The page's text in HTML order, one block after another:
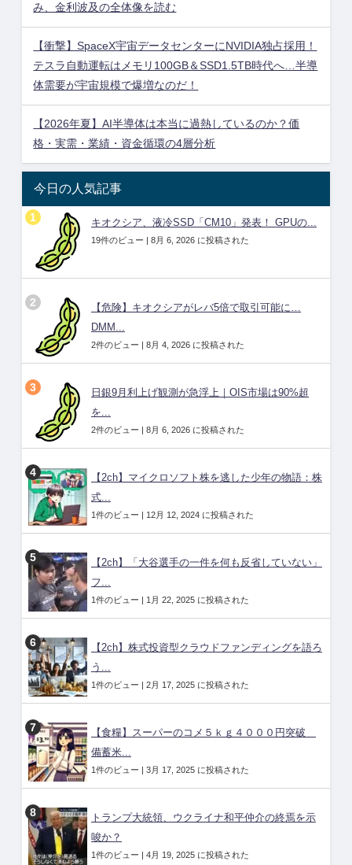
み、金利波及の全体像を読む
【衝撃】SpaceX宇宙データセンターにNVIDIA独占採用！
テスラ自動運転はメモリ100GB＆SSD1.5TB時代へ…半導
体需要が宇宙規模で爆増なのだ！
【2026年夏】AI半導体は本当に過熱しているのか？価
格・実需・業績・資金循環の4層分析
今日の人気記事
キオクシア、液冷SSD「CM10」発表！ GPUの...
19件のビュー | 8月 6, 2026 に投稿された
【危険】キオクシアがレバ5倍で取引可能に…
DMM...
2件のビュー | 8月 4, 2026 に投稿された
日銀9月利上げ観測が急浮上｜OIS市場は90%超
を...
2件のビュー | 8月 6, 2026 に投稿された
【2ch】マイクロソフト株を逃した少年の物語：株
式...
1件のビュー | 12月 12, 2024 に投稿された
【2ch】「大谷選手の一件を何も反省していない」
フ...
1件のビュー | 1月 22, 2025 に投稿された
【2ch】株式投資型クラウドファンディングを語ろ
う...
1件のビュー | 2月 17, 2025 に投稿された
【食糧】スーパーのコメ５ｋｇ４０００円突破
備蓄米...
1件のビュー | 3月 17, 2025 に投稿された
トランプ大統領、ウクライナ和平仲介の終焉を示
唆か？
1件のビュー | 4月 19, 2025 に投稿された